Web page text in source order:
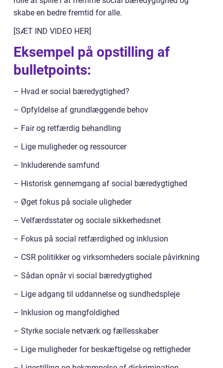
skabe en bedre fremtid for alle.
[SÆT IND VIDEO HER]
Eksempel på opstilling af
bulletpoints:
– Hvad er social bæredygtighed?
– Opfyldelse af grundlæggende behov
– Fair og retfærdig behandling
– Lige muligheder og ressourcer
– Inkluderende samfund
– Historisk gennemgang af social bæredygtighed
– Øget fokus på sociale uligheder
– Velfærdsstater og sociale sikkerhedsnet
– Fokus på social retfærdighed og inklusion
– CSR politikker og virksomheders sociale påvirkning
– Sådan opnår vi social bæredygtighed
– Lige adgang til uddannelse og sundhedspleje
– Inklusion og mangfoldighed
– Styrke sociale netværk og fællesskaber
– Lige muligheder for beskæftigelse og rettigheder